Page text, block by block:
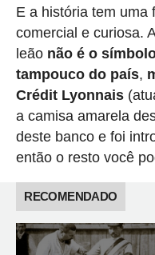
E a história tem uma
comercial e curiosa.
leão não é o
tampouco do país,
Crédit Lyonnais
a camisa amarela
deste banco e foi
então o resto você
RECOMENDADO